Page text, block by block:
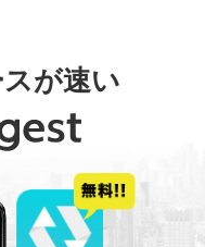
が速い